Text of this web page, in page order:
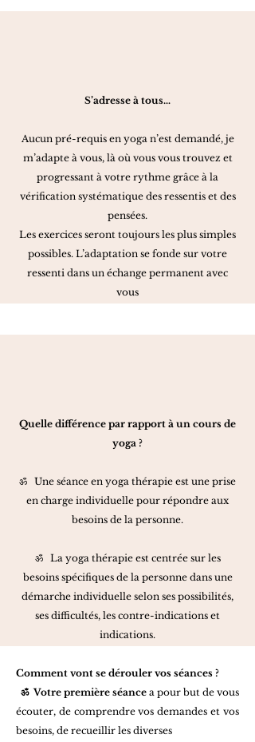
S’adresse à tous…
Aucun pré-requis en yoga n’est demandé, je
m’adapte à vous, là où vous vous trouvez et
progressant à votre rythme grâce à la
vérification systématique des ressentis et des
pensées.
Les exercices seront toujours les plus simples
possibles. L’adaptation se fonde sur votre
ressenti dans un échange permanent avec
vous
Quelle différence par rapport à un cours de
yoga ?
ॐ Une séance en yoga thérapie est une prise
en charge individuelle pour répondre aux
besoins de la personne.
ॐ La yoga thérapie est centrée sur les
besoins spécifiques de la personne dans une
démarche individuelle selon ses possibilités,
ses difficultés, les contre-indications et
indications.
Comment vont se dérouler vos séances ?
ॐ Votre première séance a pour but de vous
écouter, de comprendre vos demandes et vos
besoins, de recueillir les diverses